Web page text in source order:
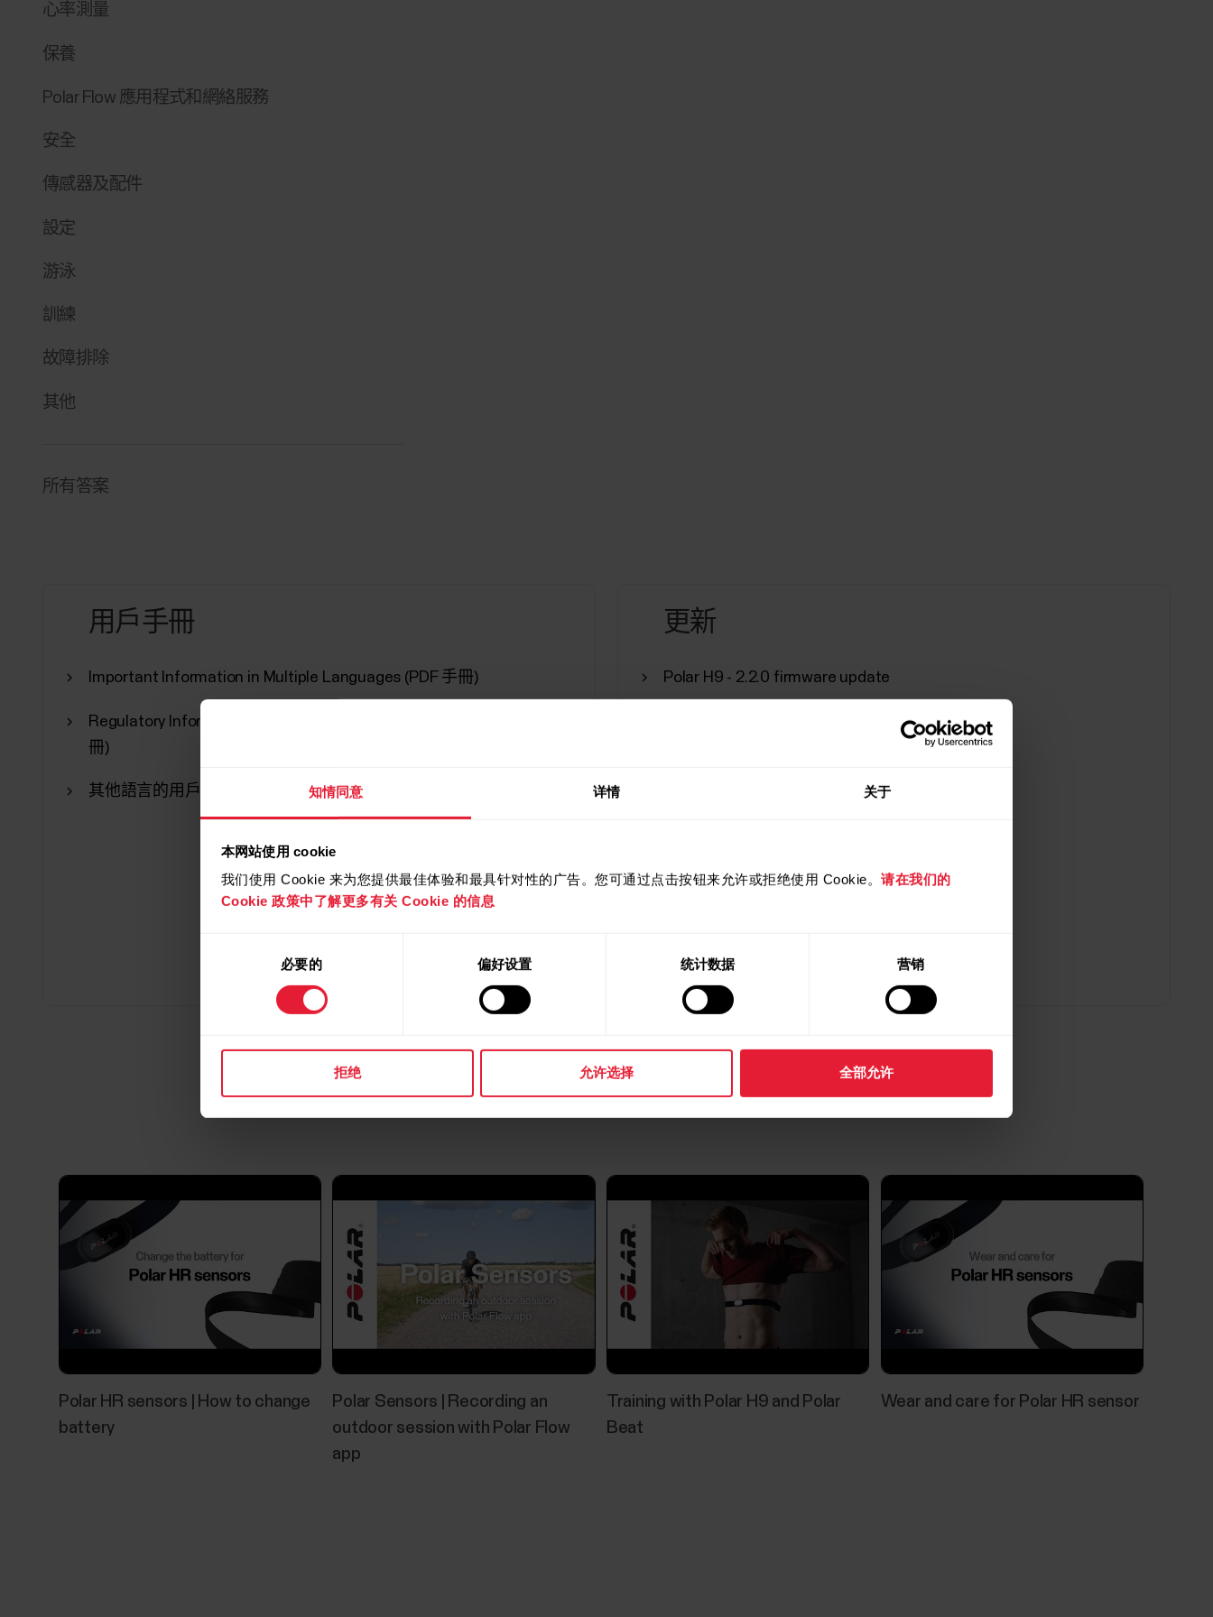
知情同意 详情 关于
本网站使用 cookie
我们使用 Cookie 来为您提供最佳体验和最具针对性的广告。您可通过点击按钮来允许或拒绝使用 Cookie。 请在我们的
Cookie 政策中了解更多有关 Cookie 的信息
必要的 偏好设置 统计数据 营销
拒绝 允许选择 全部允许
心率測量
保養
Polar Flow 應用程式和網絡服務
安全
傳感器及配件
設定
游泳
訓練
故障排除
其他
所有答案
用戶手冊
Important Information in Multiple Languages (PDF 手冊)
Regulatory Information for Polar H9 in Multiple Languages (PDF 手
冊)
其他語言的用戶手冊
更新
Polar H9 - 2.2.0 firmware update
影片教學
Polar HR sensors | How to change
battery
Polar Sensors | Recording an
outdoor session with Polar Flow
app
Training with Polar H9 and Polar
Beat
Wear and care for Polar HR sensor